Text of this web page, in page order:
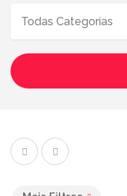
Todas Categorias